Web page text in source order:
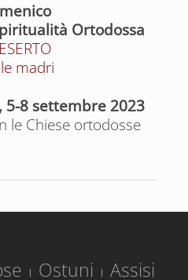
Ortodossa
madri
5-8 settembre 2023
le Chiese ortodosse
Ostuni Assisi